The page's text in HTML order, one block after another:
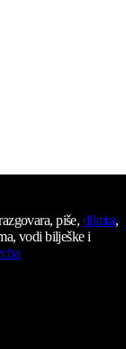
piše, diktira,
vodi bilješke i